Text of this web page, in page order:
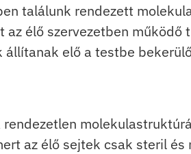
találunk rendezett
az élő szervezetben működő
állítanak elő a testbe
az élő sejtek csak steril és